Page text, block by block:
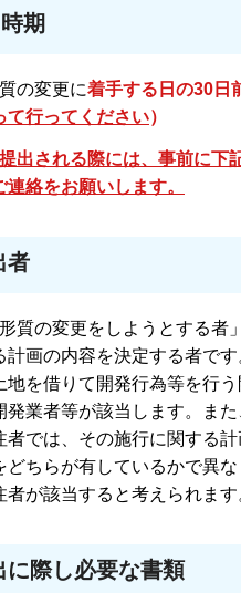
期
の変更に着手する日の30日
て行ってください）
出される際には、事前に下
連絡をお願いします。
者
質の変更をしようとする者
計画の内容を決定する者で
地を借りて開発行為等を行
発業者等が該当します。ま
者では、その施行に関する
どちらが有しているかで異
者が該当すると考えられます
際し必要な書類